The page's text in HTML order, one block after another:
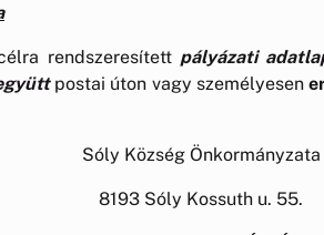
rendszeresített pályázati
postai úton vagy személyesen
Sóly Község Önkormányzata
8193 Sóly Kossuth u. 55.